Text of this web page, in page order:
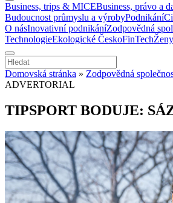
Business, trips & MICEBusiness, právo a
Budoucnost průmyslu a výrobyPodnikání
O násInovativní podnikáníZodpovědná
TechnologieEkologické ČeskoFinTech
Domovská stránka » Zodpovědná
ADVERTORIAL
TIPSPORT BODUJE: